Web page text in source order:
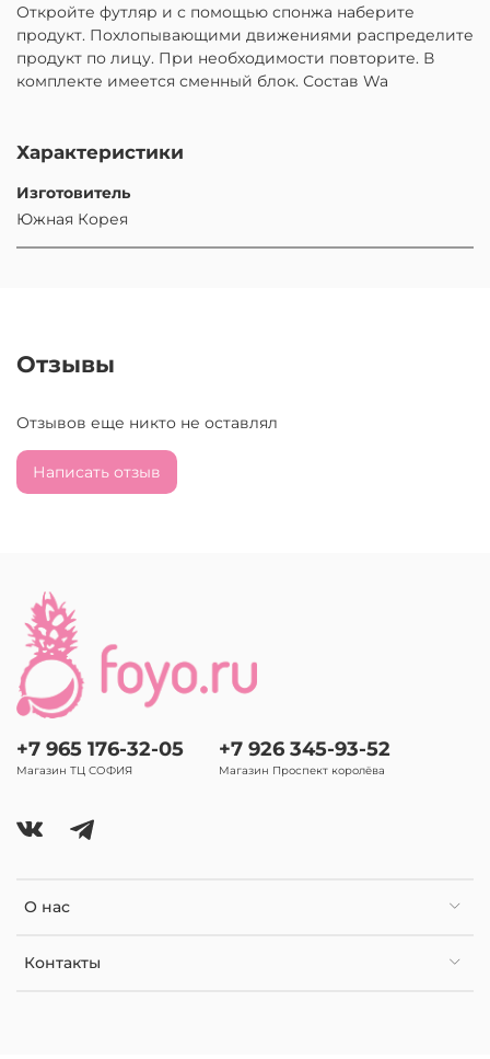
Откройте футляр и с помощью спонжа наберите
продукт. Похлопывающими движениями распределите
продукт по лицу. При необходимости повторите. В
комплекте имеется сменный блок. Состав Wa
Характеристики
Изготовитель
Южная Корея
Отзывы
Отзывов еще никто не оставлял
Написать отзыв
О нас
Контакты
+7 965 176-32-05
Магазин ТЦ СОФИЯ
+7 926 345-93-52
Магазин Проспект королёва